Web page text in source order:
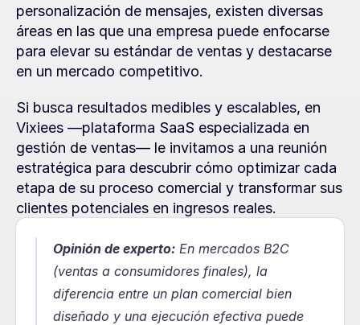
personalización de mensajes, existen diversas
áreas en las que una empresa puede enfocarse
para elevar su estándar de ventas y destacarse
en un mercado competitivo.
Si busca resultados medibles y escalables, en
Vixiees —plataforma SaaS especializada en
gestión de ventas— le invitamos a una reunión
estratégica para descubrir cómo optimizar cada
etapa de su proceso comercial y transformar sus
clientes potenciales en ingresos reales.
Opinión de experto: En mercados B2C
(ventas a consumidores finales), la
diferencia entre un plan comercial bien
diseñado y una ejecución efectiva puede